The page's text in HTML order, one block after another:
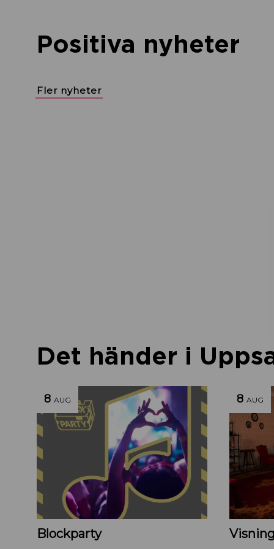
Positiva nyheter
Fler nyheter
Det händer i
8 AUG
Blockparty
8 AUG